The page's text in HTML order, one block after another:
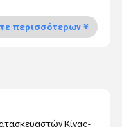
περισσότερων
Κίνας-